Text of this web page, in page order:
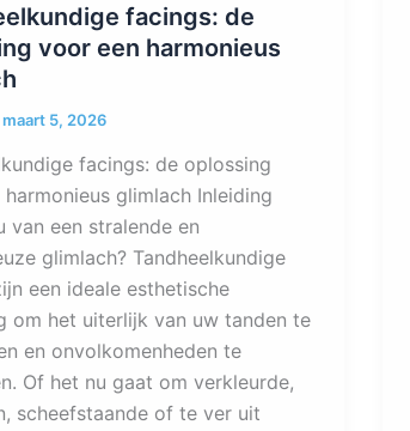
facings: de
voor een harmonieus
maart 5, 2026
facings: de oplossing
glimlach Inleiding
van een stralende en
glimlach? Tandheelkundige
een ideale esthetische
om het uiterlijk van uw tanden te
en onvolkomenheden te
Of het nu gaat om verkleurde,
scheefstaande of te ver uit